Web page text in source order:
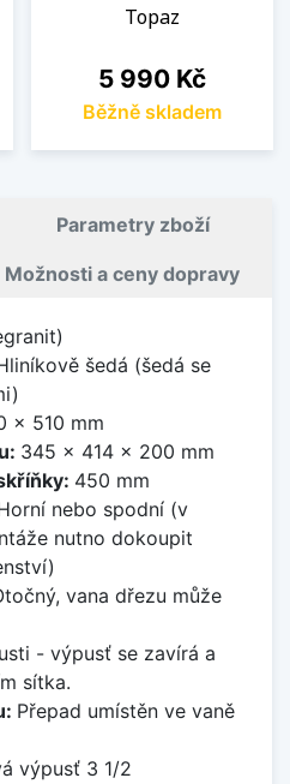
Topaz
Cena
5 990 Kč
Běžně skladem
Parametry zboží
Možnosti a ceny dopravy
šedá (šedá se
x 510 mm
345 x 414 x 200 mm
450 mm
nebo spodní (v
nutno dokoupit
vana dřezu může
- výpusť se zavírá a
sítka.
Přepad umístěn ve vaně
výpusť 3 1/2